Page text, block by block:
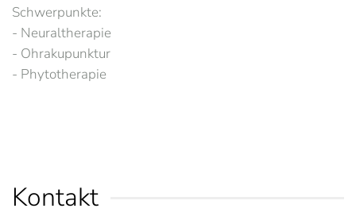
Schwerpunkte:
- Neuraltherapie
- Ohrakupunktur
- Phytotherapie
Kontakt